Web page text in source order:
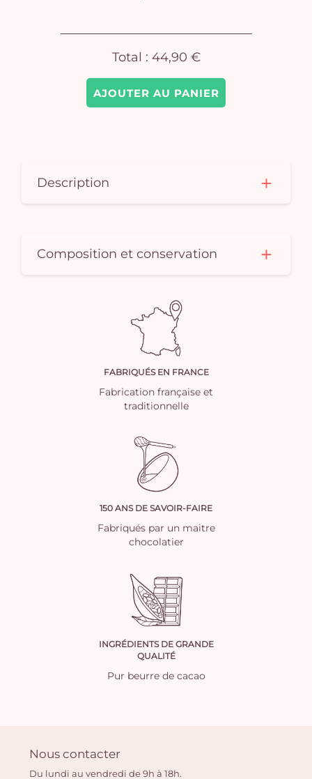
AJOUTER AU PANIER
Total : 44,90 €
Description
Composition et conservation
FABRIQUÉS EN FRANCE
Fabrication française et
traditionnelle
150 ANS DE SAVOIR-FAIRE
Fabriqués par un maitre
chocolatier
INGRÉDIENTS DE GRANDE
QUALITÉ
Pur beurre de cacao
Nous contacter
Du lundi au vendredi de 9h à 18h.